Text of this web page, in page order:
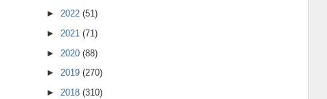
► 2022 (51)
► 2021 (71)
► 2020 (88)
► 2019 (270)
► 2018 (310)